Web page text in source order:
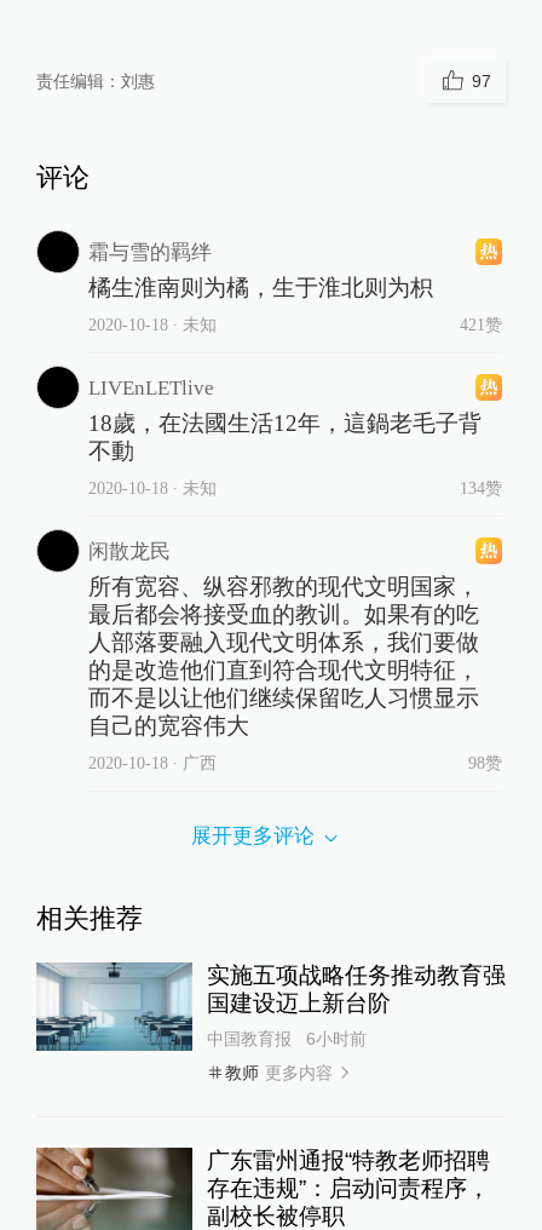
责任编辑： 刘惠 97
评论
霜与雪的羁绊
橘生淮南则为橘，生于淮北则为枳
2020-10-18∙ 未知 421赞
LIVEnLETlive
18歲，在法國生活12年，這鍋老毛子背
不動
2020-10-18∙ 未知 134赞
闲散龙民
所有宽容、纵容邪教的现代文明国家，
最后都会将接受血的教训。如果有的吃
人部落要融入现代文明体系，我们要做
的是改造他们直到符合现代文明特征，
而不是以让他们继续保留吃人习惯显示
自己的宽容伟大
2020-10-18∙ 广西 98赞
展开更多评论
相关推荐
实施五项战略任务推动教育强
国建设迈上新台阶
中国教育报
6小时前
教师 更多内容
广东雷州通报“特教老师招聘
存在违规”：启动问责程序，
副校长被停职